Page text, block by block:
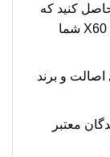
کنید که
کیسه هوای انتخابی دقیقاً با مدل لیفان X60 شما
اصالت و برند
معتبر